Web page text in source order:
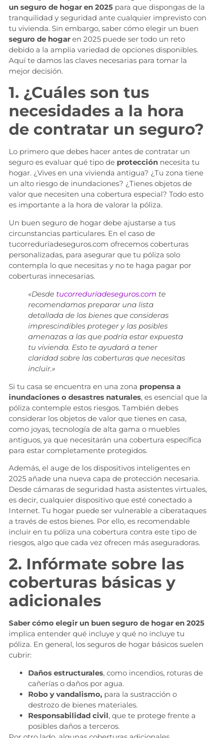
un seguro de hogar en 2025para que dispongas de la
tranquilidad y seguridad ante cualquier imprevisto con
tu vivienda. Sin embargo, saber cómo elegir un buen
seguro de hogaren 2025 puede ser todo un reto
debido a la amplia variedad de opciones disponibles.
Aquí te damos las claves necesarias para tomar la
mejor decisión.
1. ¿Cuáles son tus
necesidades a la hora
de contratar un seguro?
Lo primero que debes hacer antes de contratar un
seguro es evaluar qué tipo de protecciónnecesita tu
hogar. ¿Vives en una vivienda antigua? ¿Tu zona tiene
un alto riesgo de inundaciones? ¿Tienes objetos de
valor que necesiten una cobertura especial? Todo esto
es importante a la hora de valorar la póliza.
Un buen seguro de hogar debe ajustarse a tus
circunstancias particulares. En el caso de
tucorreduríadeseguros.com ofrecemos coberturas
personalizadas, para asegurar que tu póliza solo
contempla lo que necesitas y no te haga pagar por
coberturas innecesarias.
«Desde tucorreduríadeseguros.com te
recomendamos preparar una lista
detallada de los bienes que consideras
imprescindibles proteger y las posibles
amenazas a las que podría estar expuesta
tu vivienda. Esto te ayudará a tener
claridad sobre las coberturas que necesitas
incluir.»
Si tu casa se encuentra en una zona propensa a
inundaciones o desastres naturales, es esencial que la
póliza contemple estos riesgos. También debes
considerar los objetos de valor que tienes en casa,
como joyas, tecnología de alta gama o muebles
antiguos, ya que necesitarán una cobertura específica
para estar completamente protegidos.
Además, el auge de los dispositivos inteligentes en
2025 añade una nueva capa de protección necesaria.
Desde cámaras de seguridad hasta asistentes virtuales,
es decir, cualquier dispositivo que esté conectado a
Internet. Tu hogar puede ser vulnerable a ciberataques
a través de estos bienes. Por ello, es recomendable
incluir en tu póliza una cobertura contra este tipo de
riesgos, algo que cada vez ofrecen más aseguradoras.
2. Infórmate sobre las
coberturas básicas y
adicionales
Saber cómo elegir un buen seguro de hogar en 2025
implica entender qué incluye y qué no incluye tu
póliza. En general, los seguros de hogar básicos suelen
cubrir:
Daños estructurales, como incendios, roturas de
cañerías o daños por agua.
Robo y vandalismo, para la sustracción o
destrozo de bienes materiales.
Responsabilidad civil, que te protege frente a
posibles daños a terceros.